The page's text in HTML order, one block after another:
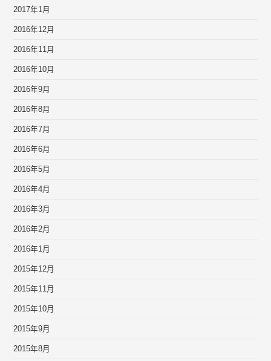
2017年1月
2016年12月
2016年11月
2016年10月
2016年9月
2016年8月
2016年7月
2016年6月
2016年5月
2016年4月
2016年3月
2016年2月
2016年1月
2015年12月
2015年11月
2015年10月
2015年9月
2015年8月